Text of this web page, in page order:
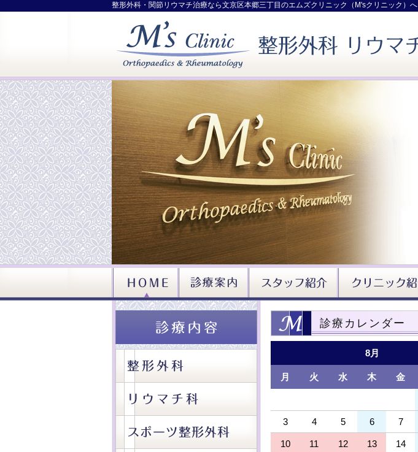
整形外科・関節リウマチ治療なら文京区本郷三丁目のエムズクリニック（M'sクリニック）へ
診療カレンダー
8月
月 火 水 木 金
3 4 5 6 7
10 11 12 13 14